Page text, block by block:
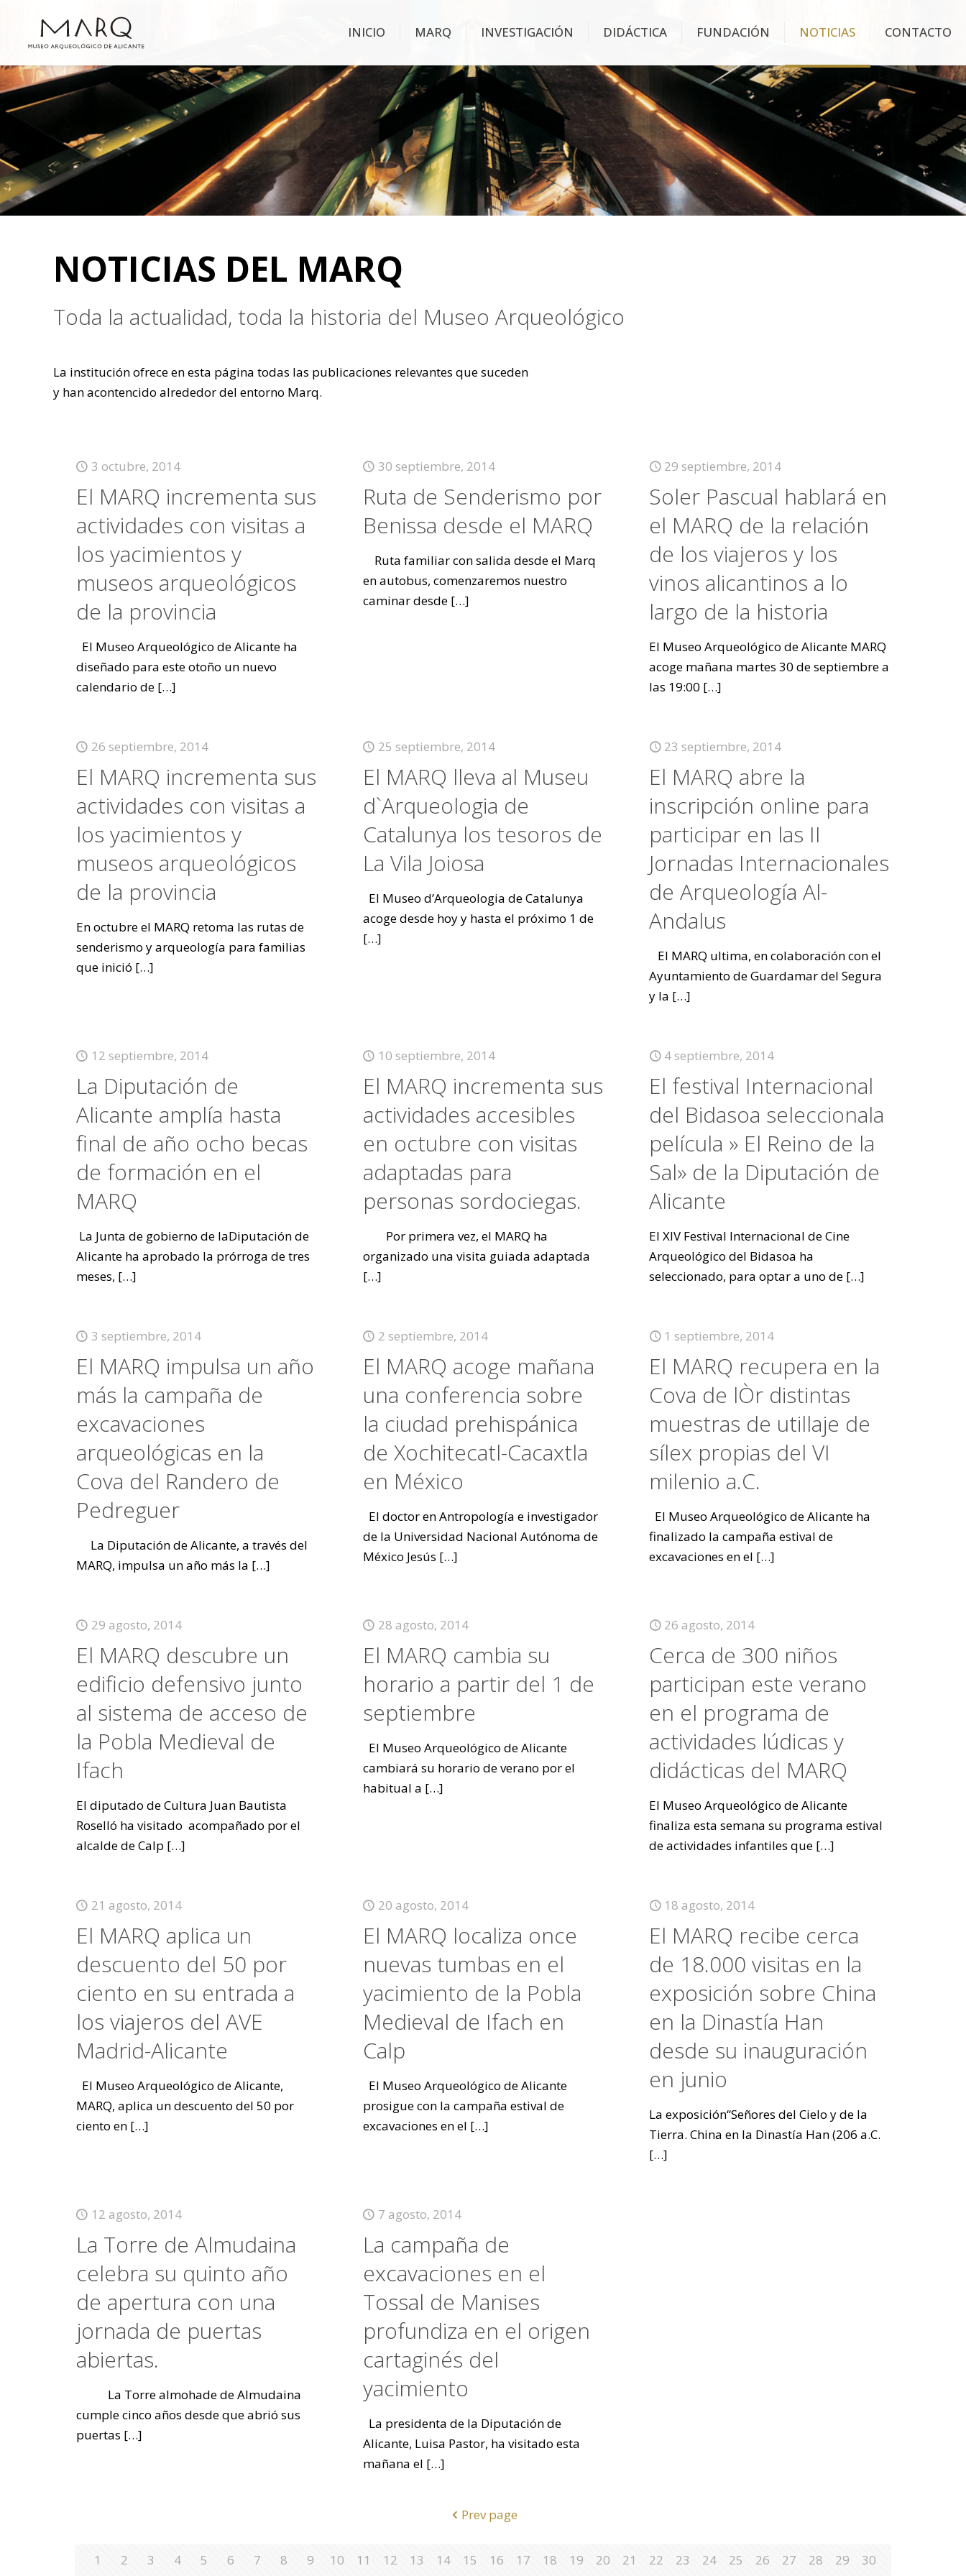
INICIO MARQ INVESTIGACIÓN DIDÁCTICA FUNDACIÓN NOTICIAS CONTACTO
NOTICIAS DEL MARQ
Toda la actualidad, toda la historia del Museo Arqueológico
La institución ofrece en esta página todas las publicaciones relevantes que suceden
y han acontencido alrededor del entorno Marq.
3 octubre, 2014
El MARQ incrementa sus
actividades con visitas a
los yacimientos y
museos arqueológicos
de la provincia
El Museo Arqueológico de Alicante ha
diseñado para este otoño un nuevo
calendario de[…]
30 septiembre, 2014
Ruta de Senderismo por
Benissa desde el MARQ
Ruta familiar con salida desde el Marq
en autobus, comenzaremos nuestro
caminar desde[…]
29 septiembre, 2014
Soler Pascual hablará en
el MARQ de la relación
de los viajeros y los
vinos alicantinos a lo
largo de la historia
El Museo Arqueológico de Alicante MARQ
acoge mañana martes 30 de septiembre a
las 19:00 […]
26 septiembre, 2014
El MARQ incrementa sus
actividades con visitas a
los yacimientos y
museos arqueológicos
de la provincia
En octubre el MARQ retoma las rutas de
senderismo y arqueología para familias
que inició […]
25 septiembre, 2014
El MARQ lleva al Museu
d`Arqueologia de
Catalunya los tesoros de
La Vila Joiosa
El Museo d’Arqueologia de Catalunya
acoge desde hoy y hasta el próximo 1 de
[…]
23 septiembre, 2014
El MARQ abre la
inscripción online para
participar en las II
Jornadas Internacionales
de Arqueología Al-
Andalus
El MARQ ultima, en colaboración con el
Ayuntamiento de Guardamar del Segura
y la […]
12 septiembre, 2014
La Diputación de
Alicante amplía hasta
final de año ocho becas
de formación en el
MARQ
La Junta de gobierno de laDiputación de
Alicante ha aprobado la prórroga de tres
meses, […]
10 septiembre, 2014
El MARQ incrementa sus
actividades accesibles
en octubre con visitas
adaptadas para
personas sordociegas.
Por primera vez, el MARQ ha
organizado una visita guiada adaptada
[…]
4 septiembre, 2014
El festival Internacional
del Bidasoa seleccionala
película » El Reino de la
Sal» de la Diputación de
Alicante
El XIV Festival Internacional de Cine
Arqueológico del Bidasoa ha
seleccionado, para optar a uno de […]
3 septiembre, 2014
El MARQ impulsa un año
más la campaña de
excavaciones
arqueológicas en la
Cova del Randero de
Pedreguer
La Diputación de Alicante, a través del
MARQ, impulsa un año más la […]
2 septiembre, 2014
El MARQ acoge mañana
una conferencia sobre
la ciudad prehispánica
de Xochitecatl-Cacaxtla
en México
El doctor en Antropología e investigador
de la Universidad Nacional Autónoma de
México Jesús […]
1 septiembre, 2014
El MARQ recupera en la
Cova de lÒr distintas
muestras de utillaje de
sílex propias del VI
milenio a.C.
El Museo Arqueológico de Alicante ha
finalizado la campaña estival de
excavaciones en el […]
29 agosto, 2014
El MARQ descubre un
edificio defensivo junto
al sistema de acceso de
la Pobla Medieval de
Ifach
El diputado de Cultura Juan Bautista
Roselló ha visitado acompañado por el
alcalde de Calp […]
28 agosto, 2014
El MARQ cambia su
horario a partir del 1 de
septiembre
El Museo Arqueológico de Alicante
cambiará su horario de verano por el
habitual a […]
26 agosto, 2014
Cerca de 300 niños
participan este verano
en el programa de
actividades lúdicas y
didácticas del MARQ
El Museo Arqueológico de Alicante
finaliza esta semana su programa estival
de actividades infantiles que […]
21 agosto, 2014
El MARQ aplica un
descuento del 50 por
ciento en su entrada a
los viajeros del AVE
Madrid-Alicante
El Museo Arqueológico de Alicante,
MARQ, aplica un descuento del 50 por
ciento en[…]
20 agosto, 2014
El MARQ localiza once
nuevas tumbas en el
yacimiento de la Pobla
Medieval de Ifach en
Calp
El Museo Arqueológico de Alicante
prosigue con la campaña estival de
excavaciones en el […]
18 agosto, 2014
El MARQ recibe cerca
de 18.000 visitas en la
exposición sobre China
en la Dinastía Han
desde su inauguración
en junio
La exposición“Señores del Cielo y de la
Tierra. China en la Dinastía Han (206 a.C.
[…]
12 agosto, 2014
La Torre de Almudaina
celebra su quinto año
de apertura con una
jornada de puertas
abiertas.
La Torre almohade de Almudaina
cumple cinco años desde que abrió sus
puertas […]
7 agosto, 2014
La campaña de
excavaciones en el
Tossal de Manises
profundiza en el origen
cartaginés del
yacimiento
La presidenta de la Diputación de
Alicante, Luisa Pastor, ha visitado esta
mañana el […]
Prev page
1 2 3 4 5 6 7 8 9 10 11 12 13 14 15 16 17 18 19 20 21 22 23 24 25 26 27 28 29 30